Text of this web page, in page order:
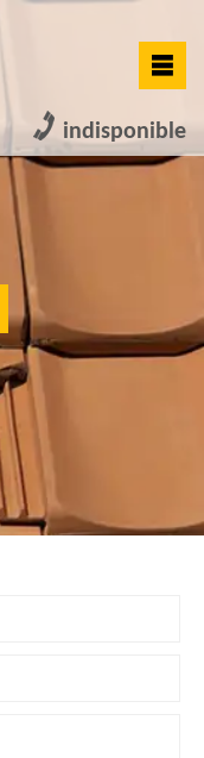
indisponible